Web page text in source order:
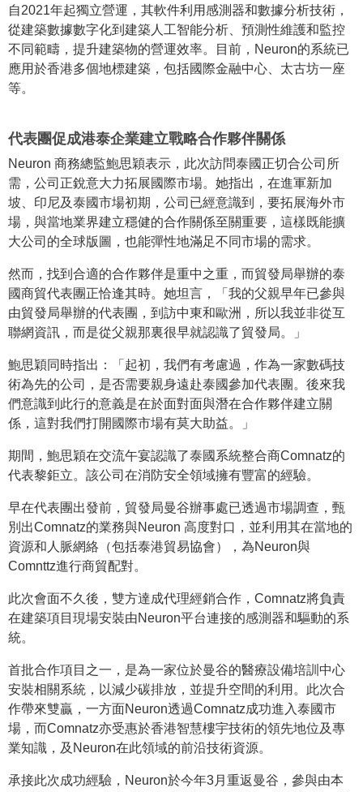
自2021年起獨立營運，其軟件利用感測器和數據分析技術，
從建築數據數字化到建築人工智能分析、預測性維護和監控
不同範疇，提升建築物的營運效率。目前，Neuron的系統已
應用於香港多個地標建築，包括國際金融中心、太古坊一座
等。
代表團促成港泰企業建立戰略合作夥伴關係
Neuron 商務總監鮑思穎表示，此次訪問泰國正切合公司所
需，公司正銳意大力拓展國際市場。她指出，在進軍新加
坡、印尼及泰國市場初期，公司已經意識到，要拓展海外市
場，與當地業界建立穩健的合作關係至關重要，這樣既能擴
大公司的全球版圖，也能彈性地滿足不同市場的需求。
然而，找到合適的合作夥伴是重中之重，而貿發局舉辦的泰
國商貿代表團正恰逢其時。她坦言，「我的父親早年已參與
由貿發局舉辦的代表團，到訪中東和歐洲，所以我並非從互
聯網資訊，而是從父親那裏很早就認識了貿發局。」
鮑思穎同時指出：「起初，我們有考慮過，作為一家數碼技
術為先的公司，是否需要親身遠赴泰國參加代表團。後來我
們意識到此行的意義是在於面對面與潛在合作夥伴建立關
係，這對我們打開國際市場有莫大助益。」
期間，鮑思穎在交流午宴認識了泰國系統整合商Comnatz的
代表黎鉅立。該公司在消防安全領域擁有豐富的經驗。
早在代表團出發前，貿發局曼谷辦事處已透過市場調查，甄
別出Comnatz的業務與Neuron 高度對口，並利用其在當地的
資源和人脈網絡（包括泰港貿易協會），為Neuron與
Comnttz進行商貿配對。
此次會面不久後，雙方達成代理經銷合作，Comnatz將負責
在建築項目現場安裝由Neuron平台連接的感測器和驅動的系
統。
首批合作項目之一，是為一家位於曼谷的醫療設備培訓中心
安裝相關系統，以減少碳排放，並提升空間的利用。此次合
作帶來雙贏，一方面Neuron透過Comnatz成功進入泰國市
場，而Comnatz亦受惠於香港智慧樓宇技術的領先地位及專
業知識，及Neuron在此領域的前沿技術資源。
承接此次成功經驗，Neuron於今年3月重返曼谷，參與由本